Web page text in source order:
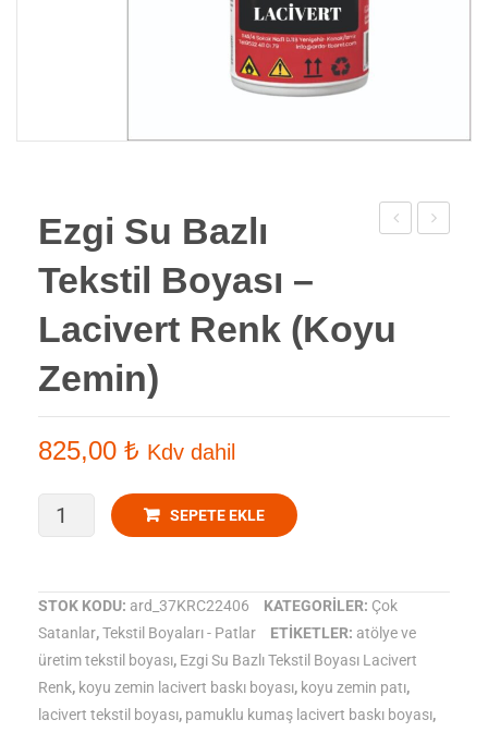
Boyası
Ezgi Su Bazlı
Tekstil Boyası –
Lacivert Renk (Koyu
Zemin)
825,00 ₺ Kdv dahil
Ezgi
Bazlı
Tekstil
Boyası
–
SEPETE EKLE
STOK KODU: ard_37KRC22406 KATEGORILER: Çok
Satanlar,Tekstil Boyaları - Patlar ETIKETLER: atölye ve
üretim tekstil boyası, Ezgi Su Bazlı Tekstil Boyası Lacivert
Renk, koyu zemin lacivert baskı boyası, koyu zemin patı,
lacivert tekstil boyası, pamuklu kumaş lacivert baskı boyası,